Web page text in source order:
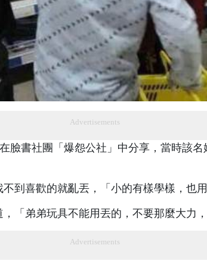
Advertisements
臉書社團「爆怨公社」中分享，當時該
到喜歡的就亂丟，「小的有樣學樣，也用
「弟弟玩具不能用丟的，不要那麼大力，
Advertisements